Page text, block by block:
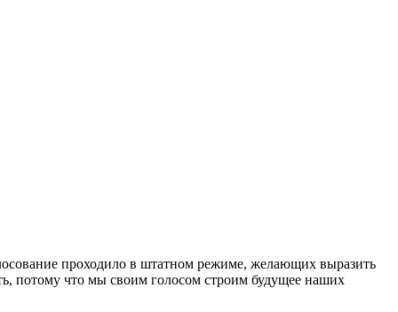
проходило в штатном режиме, желающих выразить
потому что мы своим голосом строим будущее наших